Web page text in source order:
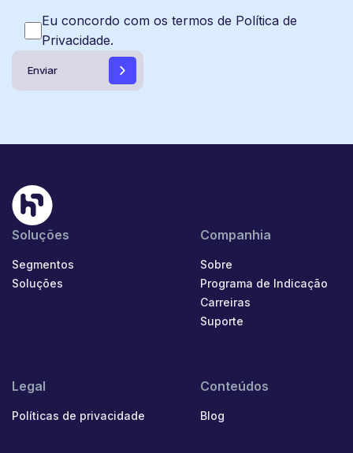
Eu concordo com os termos de Política de
Privacidade.
Soluções
Segmentos
Soluções
Companhia
Sobre
Programa de Indicação
Carreiras
Suporte
Legal
Políticas de privacidade
Conteúdos
Blog